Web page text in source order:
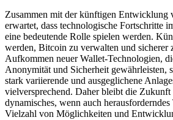
Zusammen mit der künftigen Entwicklung
erwartet, dass technologische Fortschritte
eine bedeutende Rolle spielen werden.
werden, Bitcoin zu verwalten und sicherer
Aufkommen neuer Wallet-Technologien,
Anonymität und Sicherheit gewährleisten,
stark variierende und ausgeglichene
vielversprechend. Daher bleibt die
dynamisches, wenn auch herausforderndes
Vielzahl von Möglichkeiten und